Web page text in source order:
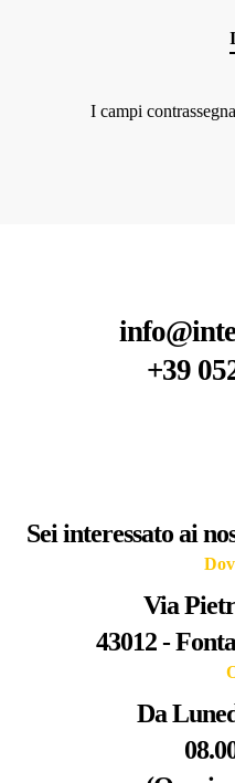
I campi
+39
Sei interessato ai
Via
43012 -
Da